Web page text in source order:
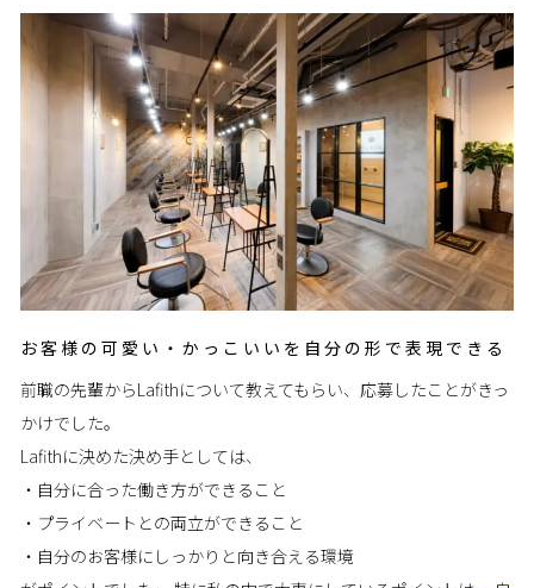
お客様の可愛い・かっこいいを自分の形で表現できる
前職の先輩からLafithについて教えてもらい、応募したことがきっ
かけでした。
Lafithに決めた決め手としては、
・自分に合った働き方ができること
・プライベートとの両立ができること
・自分のお客様にしっかりと向き合える環境